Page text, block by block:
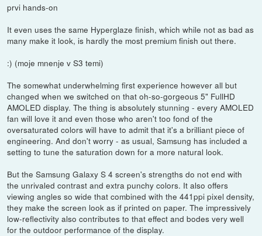
prvi hands-on
It even uses the same Hyperglaze finish, which while not as bad as
many make it look, is hardly the most premium finish out there.
:) (moje mnenje v S3 temi)
The somewhat underwhelming first experience however all but
changed when we switched on that oh-so-gorgeous 5" FullHD
AMOLED display. The thing is absolutely stunning - every AMOLED
fan will love it and even those who aren't too fond of the
oversaturated colors will have to admit that it's a brilliant piece of
engineering. And don't worry - as usual, Samsung has included a
setting to tune the saturation down for a more natural look.
But the Samsung Galaxy S 4 screen's strengths do not end with
the unrivaled contrast and extra punchy colors. It also offers
viewing angles so wide that combined with the 441ppi pixel density,
they make the screen look as if printed on paper. The impressively
low-reflectivity also contributes to that effect and bodes very well
for the outdoor performance of the display.